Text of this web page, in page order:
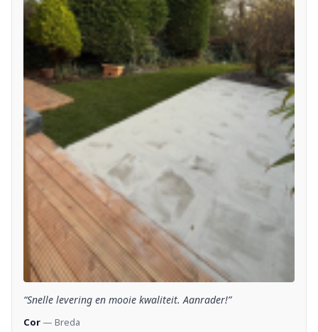
“Snelle levering en mooie kwaliteit. Aanrader!”
Cor — Breda